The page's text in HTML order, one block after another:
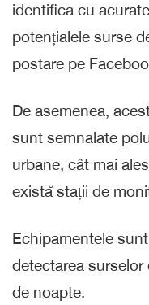
identifica cu
potențialele surse
postare pe
De asemenea,
sunt semnalate
urbane, cât mai
există stații de
Echipamentele
detectarea
de noapte.